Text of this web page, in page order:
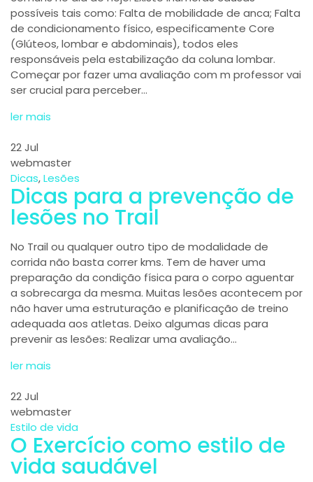
possíveis tais como: Falta de mobilidade de anca; Falta
de condicionamento físico, especificamente Core
(Glúteos, lombar e abdominais), todos eles
responsáveis pela estabilização da coluna lombar.
Começar por fazer uma avaliação com m professor vai
ser crucial para perceber…
ler mais
22Jul
webmaster
Dicas,Lesões
Dicas para a prevenção de
lesões no Trail
No Trail ou qualquer outro tipo de modalidade de
corrida não basta correr kms. Tem de haver uma
preparação da condição física para o corpo aguentar
a sobrecarga da mesma. Muitas lesões acontecem por
não haver uma estruturação e planificação de treino
adequada aos atletas. Deixo algumas dicas para
prevenir as lesões: Realizar uma avaliação…
ler mais
22Jul
webmaster
Estilo de vida
O Exercício como estilo de
vida saudável